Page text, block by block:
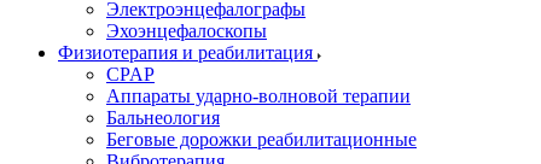
Электроэнцефалографы
Эхоэнцефалоскопы
Физиотерапия и реабилитация
CPAP
Аппараты ударно-волновой терапии
Бальнеология
Беговые дорожки реабилитационные